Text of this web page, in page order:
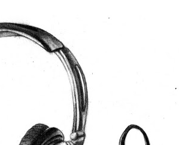
musik där den
sortering: